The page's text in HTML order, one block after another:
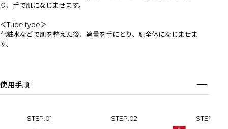
り、手で肌になじませます。
＜Tube type＞
化粧水などで肌を整えた後、適量を手にとり、肌全体になじませま
す。
使用手順
STEP.01 STEP.02 STEP.03